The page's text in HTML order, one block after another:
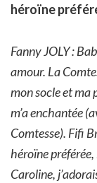
héroïne
Fanny JOLY :
amour. La
mon socle et ma
m’a enchantée
Comtesse). Fifi
héroïne
Caroline,